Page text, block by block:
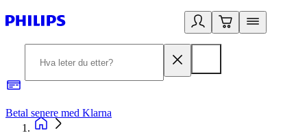
Betal senere med Klarna